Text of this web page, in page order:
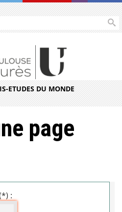
ETUDES DU MONDE
page
: